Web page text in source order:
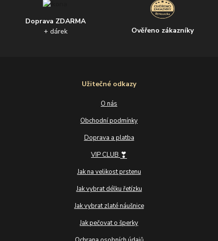
Doprava ZDARMA
+ dárek
Ověřeno zákazníky
Užitečné odkazy
O nás
Obchodní podmínky
Doprava a platba
VIP CLUB ❣
Jak na velikost prstenu
Jak vybrat délku řetízku
Jak vybrat zlaté náušnice
Jak pečovat o šperky